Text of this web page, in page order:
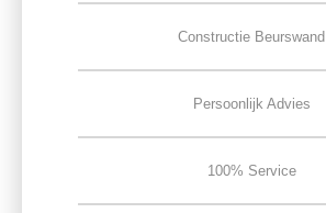
Constructie Beurswand
Persoonlijk Advies
100% Service